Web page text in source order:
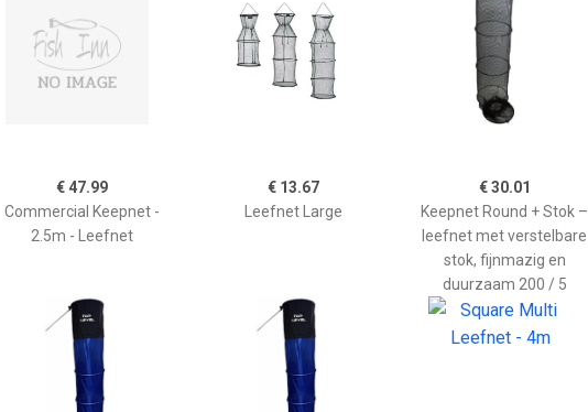
€ 47.99
Commercial Keepnet -
2.5m - Leefnet
€ 13.67
Leefnet Large
€ 30.01
Keepnet Round + Stok –
leefnet met verstelbare
stok, fijnmazig en
duurzaam 200 / 5